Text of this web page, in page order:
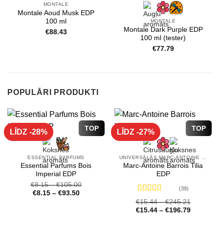
MONTALE
Montale Aoud Musk EDP
100 ml
€88.43
MONTALE
Montale Dark Purple EDP
100 ml (tester)
€77.79
POPULĀRI PRODUKTI
TOP
LĪDZ -28%
ESSENTIAL PARFUMS
Essential Parfums Bois
Imperial EDP
€8.15–€105.00
€8.15– €93.50
TOP
LĪDZ -27%
Marc-Antoine Barrois Tilia
EDP
Novērtēts
ar4.72 no 5
(39)
€15.44–€245.21
€15.44– €196.79